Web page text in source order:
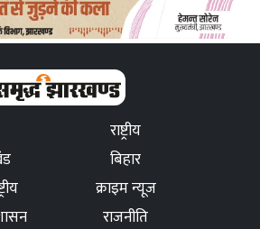
राष्ट्रीय
बिहार
क्राइम न्यूज
राजनीति